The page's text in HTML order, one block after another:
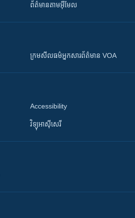
ព័ត៌មាន​តាម​អ៊ីមែល
ក្រម​​​សីលធម៌​​​អ្នក​​​សារព័ត៌មាន VOA
Accessibility
វិទ្យុ​អាស៊ី​សេរី